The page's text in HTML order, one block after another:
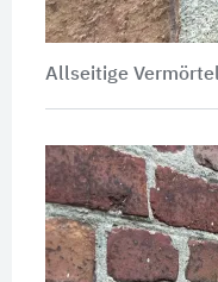
Allseitige